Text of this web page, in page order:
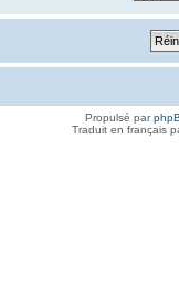
Propulsé par
Traduit en français